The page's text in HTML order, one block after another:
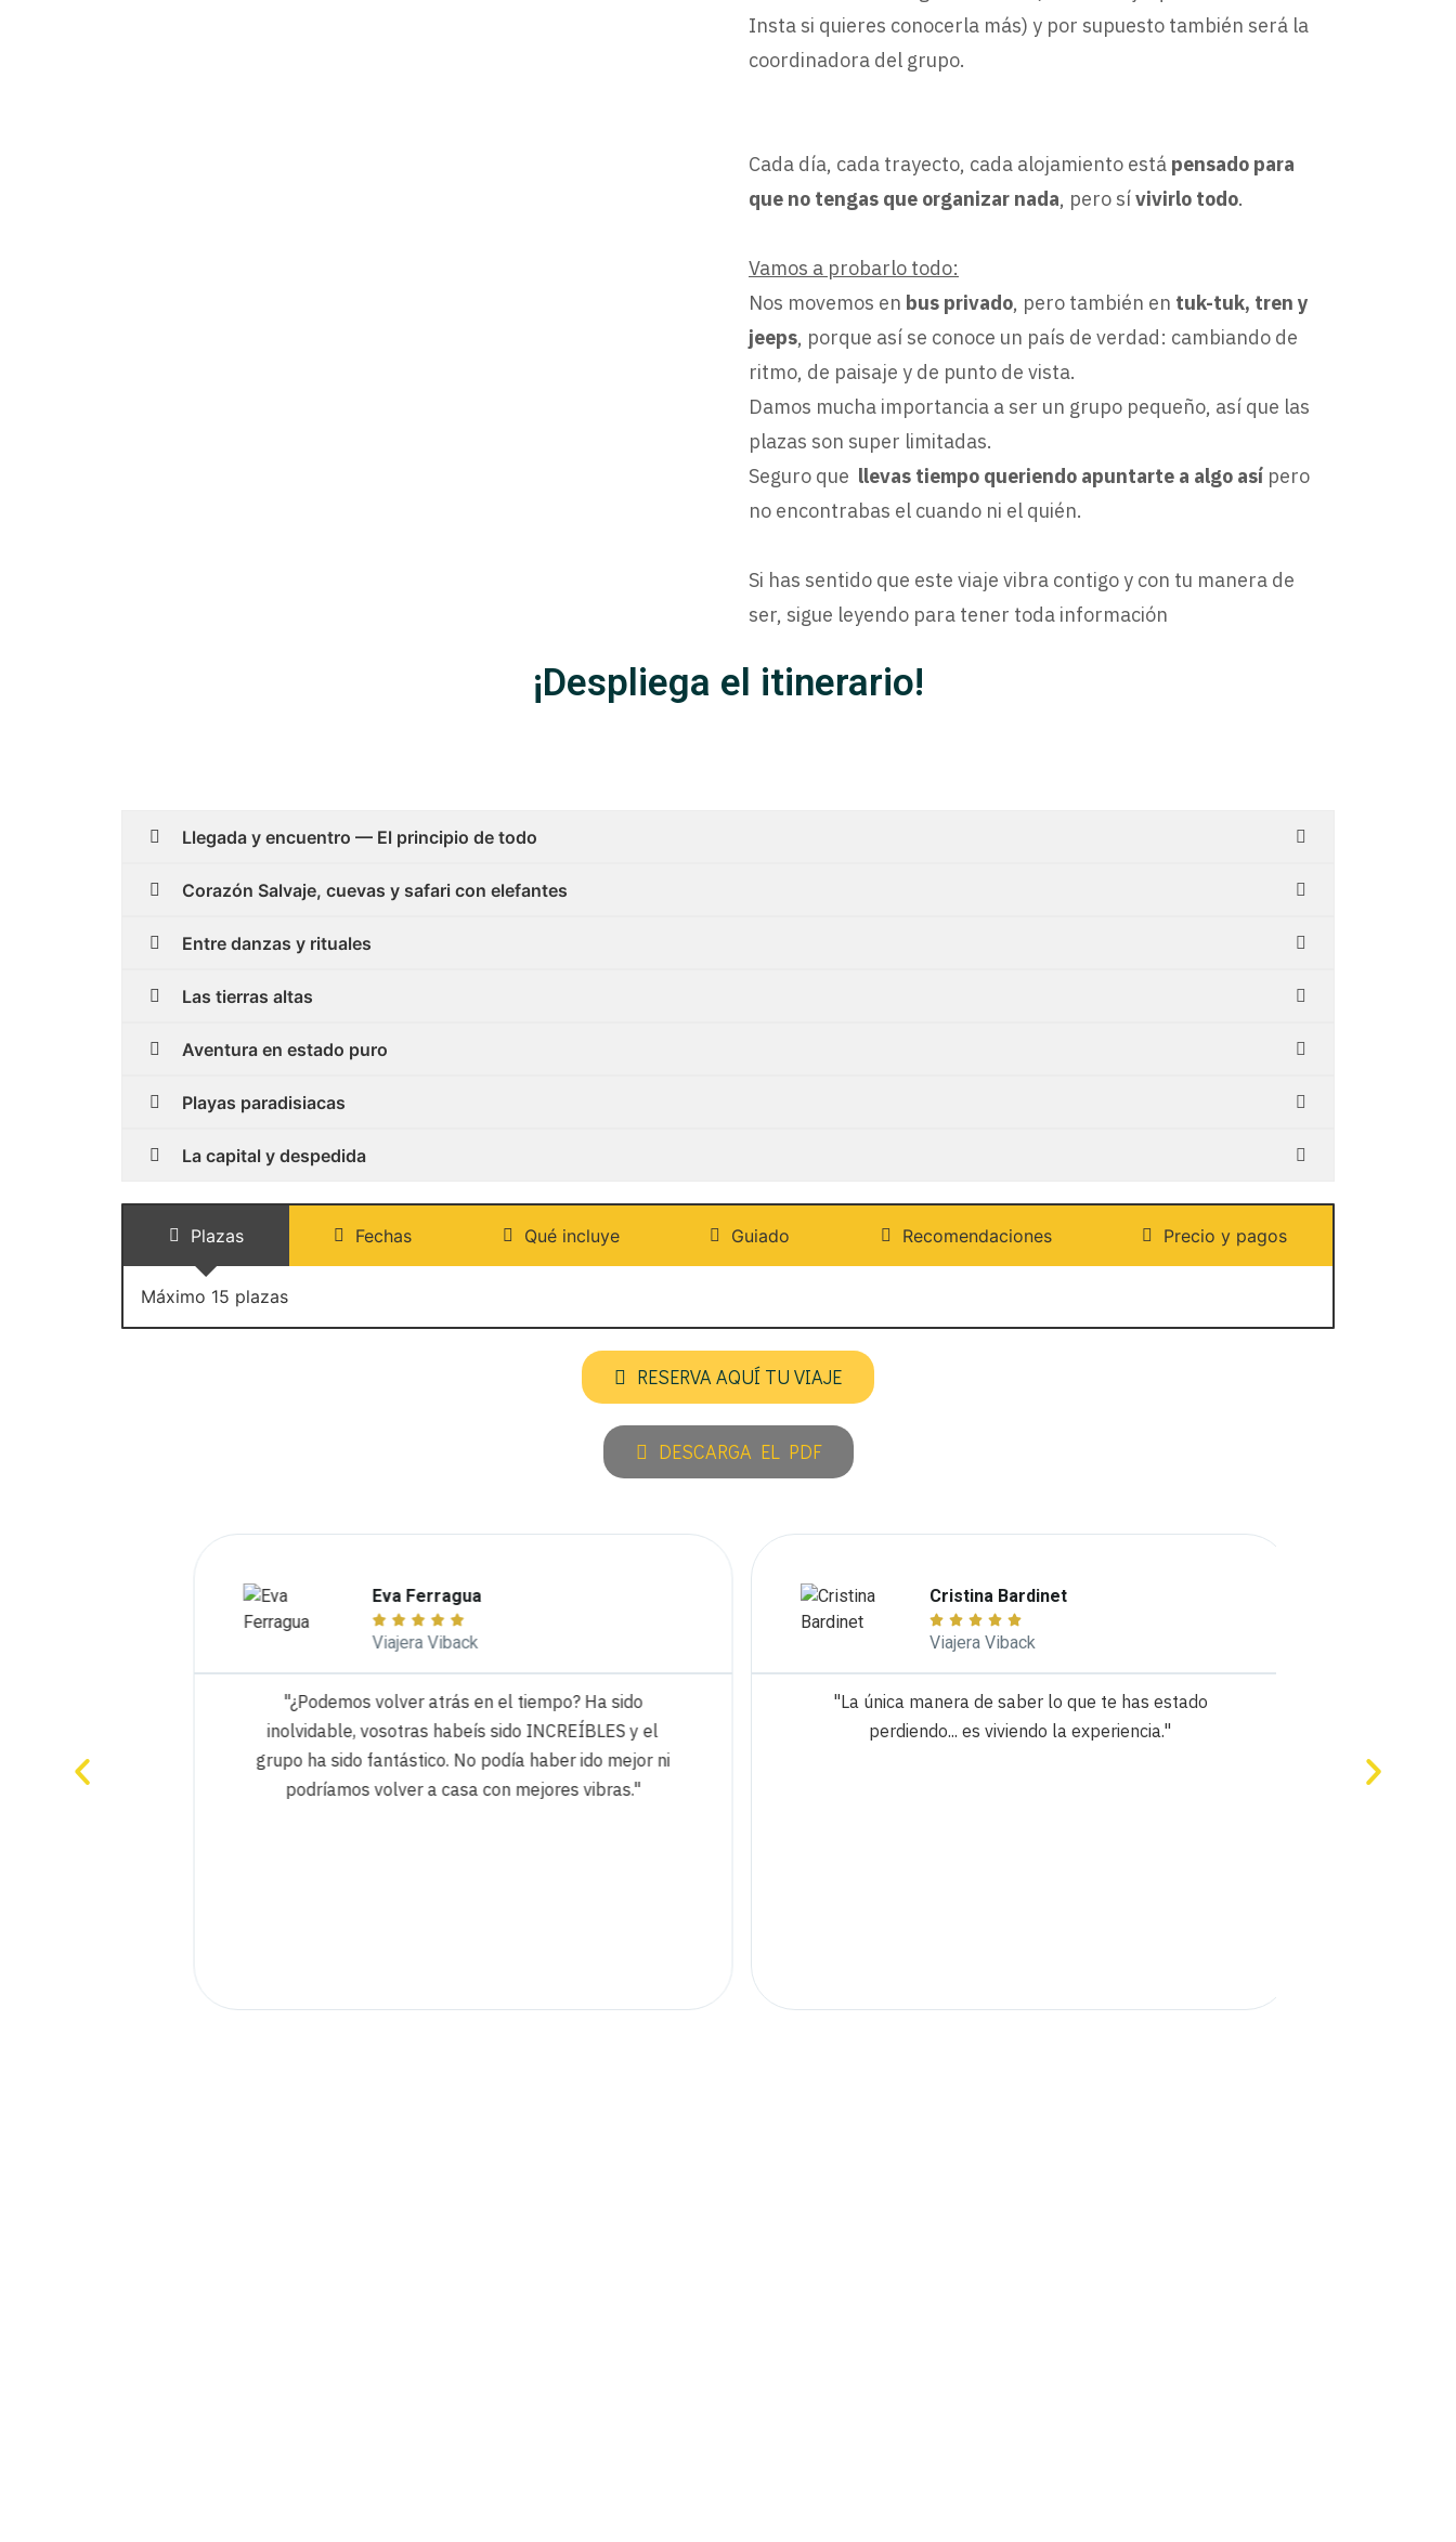
Insta si quieres conocerla más) y por supuesto también será la
coordinadora del grupo.
Cada día, cada trayecto, cada alojamiento está pensado para
que no tengas que organizar nada, pero sívivirlo todo.
Vamos a probarlo todo:
Nos movemos en bus privado, pero también en tuk-tuk, tren y
jeeps, porque así se conoce un país de verdad: cambiando de
ritmo, de paisaje y de punto de vista.
Damos mucha importancia a ser un grupo pequeño, así que las
plazas son super limitadas.
Seguro que llevas tiempo queriendo apuntarte a algo así pero
no encontrabas el cuando ni el quién.
Si has sentido que este viaje vibra contigo y con tu manera de
ser, sigue leyendo para tener toda información
¡Despliega el itinerario!
Llegada y encuentro — El principio de todo
Corazón Salvaje, cuevas y safari con elefantes
Entre danzas y rituales
Las tierras altas
Aventura en estado puro
Playas paradisiacas
La capital y despedida
Plazas Fechas Qué incluye Guiado Recomendaciones Precio y pagos
Máximo 15 plazas
RESERVA AQUÍ TU VIAJE
DESCARGA EL PDF
Eva Ferragua
    
Viajera Viback
"¿Podemos volver atrás en el tiempo? Ha sido
inolvidable, vosotras habeís sido INCREÍBLES y el
grupo ha sido fantástico. No podía haber ido mejor ni
podríamos volver a casa con mejores vibras."
Cristina Bardinet
   
Viajera Viback
"La única manera de saber lo que te has estado
perdiendo... es viviendo la experiencia."